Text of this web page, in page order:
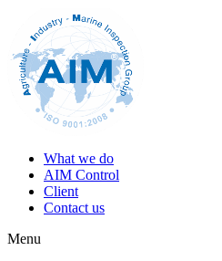
What we do
AIM Control
Client
Contact us
Menu